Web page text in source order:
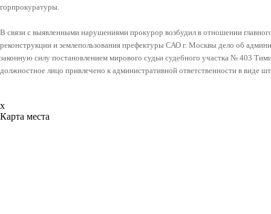
горпрокуратуры.
В связи с выявленными нарушениями прокурор возбудил в отношении
реконструкции и землепользования префектуры САО г. Москвы дело об
законную силу постановлением мирового судьи судебного участка № 403
должностное лицо привлечено к административной ответственности в виде
x
Карта места